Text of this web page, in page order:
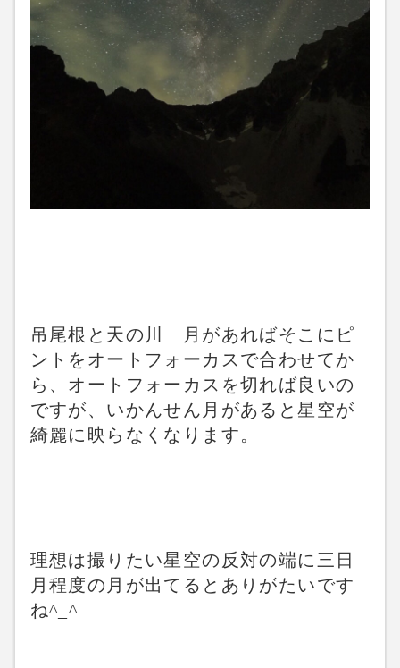
吊尾根と天の川 月があればそこにピ
ントをオートフォーカスで合わせてか
ら、オートフォーカスを切れば良いの
ですが、いかんせん月があると星空が
綺麗に映らなくなります。
理想は撮りたい星空の反対の端に三日
月程度の月が出てるとありがたいです
ね^_^